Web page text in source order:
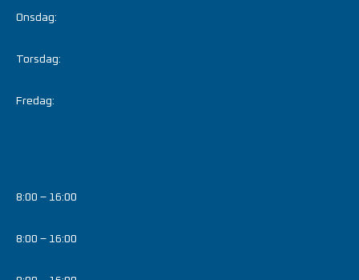
Onsdag:
Torsdag:
Fredag:
8:00 – 16:00
8:00 – 16:00